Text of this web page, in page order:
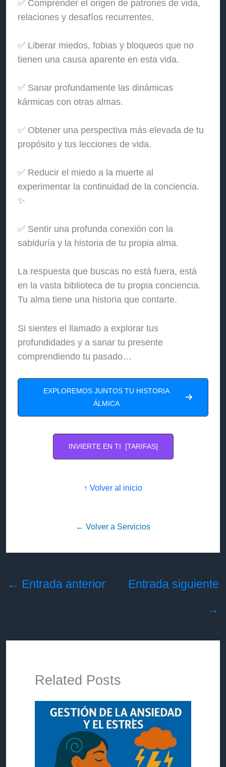
✅ Comprender el origen de patrones de vida,
relaciones y desafíos recurrentes.
✅ Liberar miedos, fobias y bloqueos que no
tienen una causa aparente en esta vida.
✅ Sanar profundamente las dinámicas
kármicas con otras almas.
✅ Obtener una perspectiva más elevada de tu
propósito y tus lecciones de vida.
✅ Reducir el miedo a la muerte al
experimentar la continuidad de la conciencia.
✨
✅ Sentir una profunda conexión con la
sabiduría y la historia de tu propia alma.
La respuesta que buscas no está fuera, está
en la vasta biblioteca de tu propia conciencia.
Tu alma tiene una historia que contarte.
Si sientes el llamado a explorar tus
profundidades y a sanar tu presente
comprendiendo tu pasado…
EXPLOREMOS JUNTOS TU HISTORIA
ÁLMICA
INVIERTE EN TI [TARIFAS]
↑ Volver al inicio
← Volver a Servicios
← Entrada anterior
Entrada siguiente
→
Related Posts